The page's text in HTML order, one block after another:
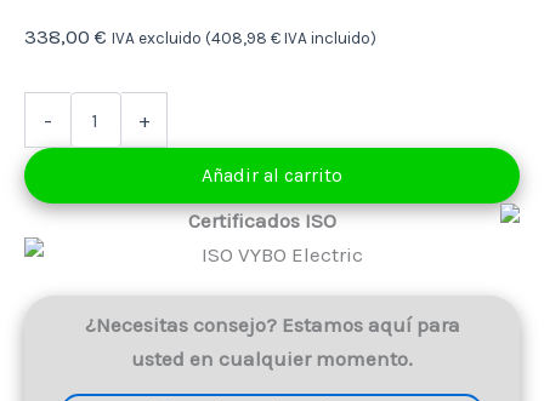
338,00 € IVA excluido (408,98 € IVA incluido)
-
Convertidor
frecuencia
5,5
kW
(V800-
cantidad
+
Añadir al carrito
Certificados ISO
¿Necesitas consejo? Estamos aquí para
usted en cualquier momento.